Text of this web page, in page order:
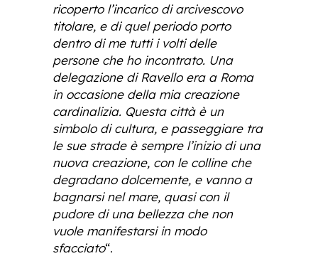
ricoperto l’incarico di arcivescovo
titolare, e di quel periodo porto
dentro di me tutti i volti delle
persone che ho incontrato. Una
delegazione di Ravello era a Roma
in occasione della mia creazione
cardinalizia. Questa città è un
simbolo di cultura, e passeggiare tra
le sue strade è sempre l’inizio di una
nuova creazione, con le colline che
degradano dolcemente, e vanno a
bagnarsi nel mare, quasi con il
pudore di una bellezza che non
vuole manifestarsi in modo
sfacciato“.